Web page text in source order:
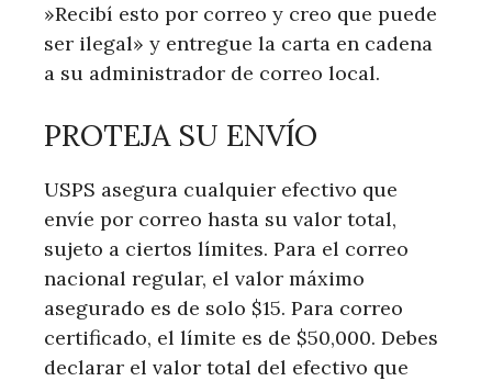
»Recibí esto por correo y creo que puede
ser ilegal» y entregue la carta en cadena
a su administrador de correo local.
PROTEJA SU ENVÍO
USPS asegura cualquier efectivo que
envíe por correo hasta su valor total,
sujeto a ciertos límites. Para el correo
nacional regular, el valor máximo
asegurado es de solo $15. Para correo
certificado, el límite es de $50,000. Debes
declarar el valor total del efectivo que